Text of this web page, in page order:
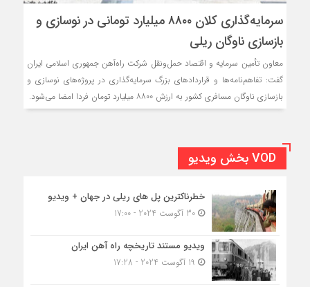
سرمایه‌گذاری کلان ۸۸۰۰ میلیارد تومانی در نوسازی و
بازسازی ناوگان ریلی
معاون تأمین سرمایه و اقتصاد حمل‌ونقل شرکت راه‌آهن جمهوری اسلامی ایران
گفت: تفاهم‌نامه‌ها و قراردادهای بزرگ سرمایه‌گذاری در پروژه‌های نوسازی و
بازسازی ناوگان مسافری کشور به ارزش ۸۸۰۰ میلیارد تومان فردا امضا می‌شود.
VOD بخش ویدیو
خطرناکترین پل های ریلی در جهان + ویدیو
30 آگوست 2024 - 17:00
ویدیو مستند تاریخچه راه آهن ایران